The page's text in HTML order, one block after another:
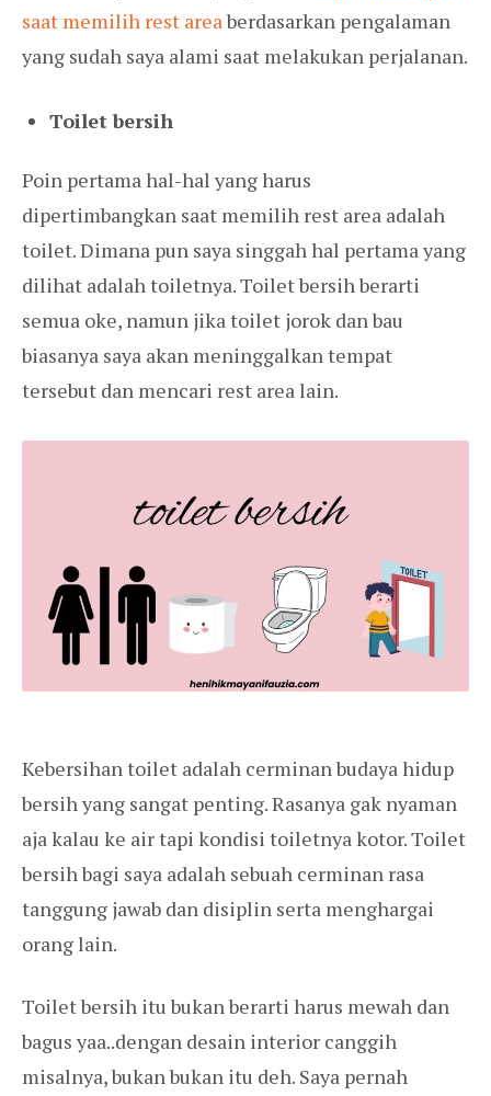
saat memilih rest areaberdasarkan pengalaman
yang sudah saya alami saat melakukan perjalanan.
Toilet bersih
Poin pertama hal-hal yang harus
dipertimbangkan saat memilih rest area adalah
toilet. Dimana pun saya singgah hal pertama yang
dilihat adalah toiletnya. Toilet bersih berarti
semua oke, namun jika toilet jorok dan bau
biasanya saya akan meninggalkan tempat
tersebut dan mencari rest area lain.
Kebersihan toilet adalah cerminan budaya hidup
bersih yang sangat penting. Rasanya gak nyaman
aja kalau ke air tapi kondisi toiletnya kotor. Toilet
bersih bagi saya adalah sebuah cerminan rasa
tanggung jawab dan disiplin serta menghargai
orang lain.
Toilet bersih itu bukan berarti harus mewah dan
bagus yaa..dengan desain interior canggih
misalnya, bukan bukan itu deh. Saya pernah